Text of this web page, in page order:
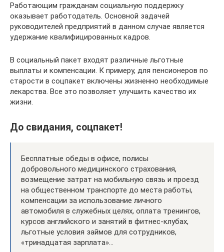
Работающим гражданам социальную поддержку
оказывает работодатель. Основной задачей
руководителей предприятий в данном случае является
удержание квалифицированных кадров.
В социальный пакет входят различные льготные
выплаты и компенсации. К примеру, для пенсионеров по
старости в соцпакет включены жизненно необходимые
лекарства. Все это позволяет улучшить качество их
жизни.
До свидания, соцпакет!
Бесплатные обеды в офисе, полисы
добровольного медицинского страхования,
возмещение затрат на мобильную связь и проезд
на общественном транспорте до места работы,
компенсации за использование личного
автомобиля в служебных целях, оплата тренингов,
курсов английского и занятий в фитнес-клубах,
льготные условия займов для сотрудников,
«тринадцатая зарплата»…